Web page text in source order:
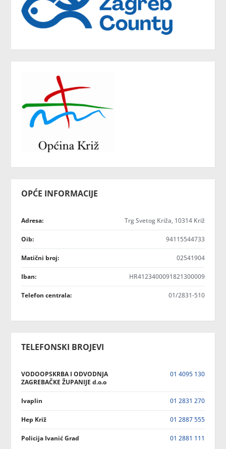
OPĆE INFORMACIJE
Adresa: Trg Svetog Križa, 10314 Križ
Oib: 94115544733
Matični broj: 02541904
Iban: HR4123400091821300009
Telefon centrala: 01/2831-510
TELEFONSKI BROJEVI
VODOOPSKRBA I ODVODNJA
ZAGREBAČKE ŽUPANIJE d.o.o
01 4095 130
Ivaplin 01 2831 270
Hep Križ 01 2887 555
Policija Ivanić Grad 01 2881 111